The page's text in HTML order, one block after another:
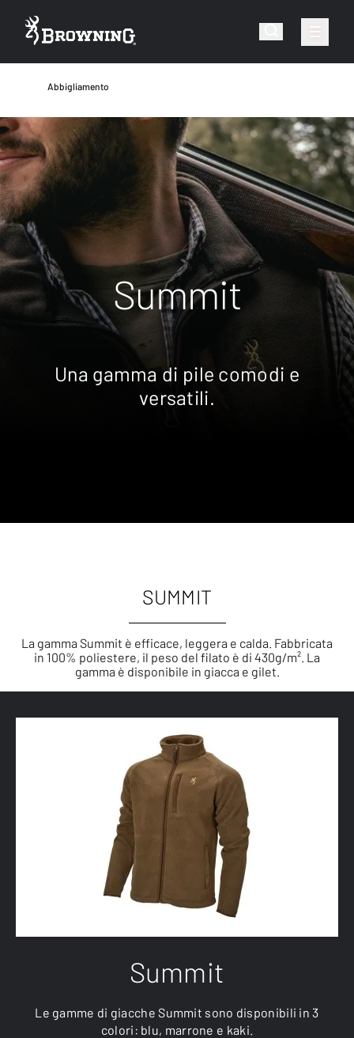
Abbigliamento
Summit
Una gamma di pile comodi e
versatili.
SUMMIT
La gamma Summit è efficace, leggera e calda. Fabbricata
in 100% poliestere, il peso del filato è di 430g/m². La
gamma è disponibile in giacca e gilet.
Summit
Le gamme di giacche Summit sono disponibili in 3
colori: blu, marrone e kaki.